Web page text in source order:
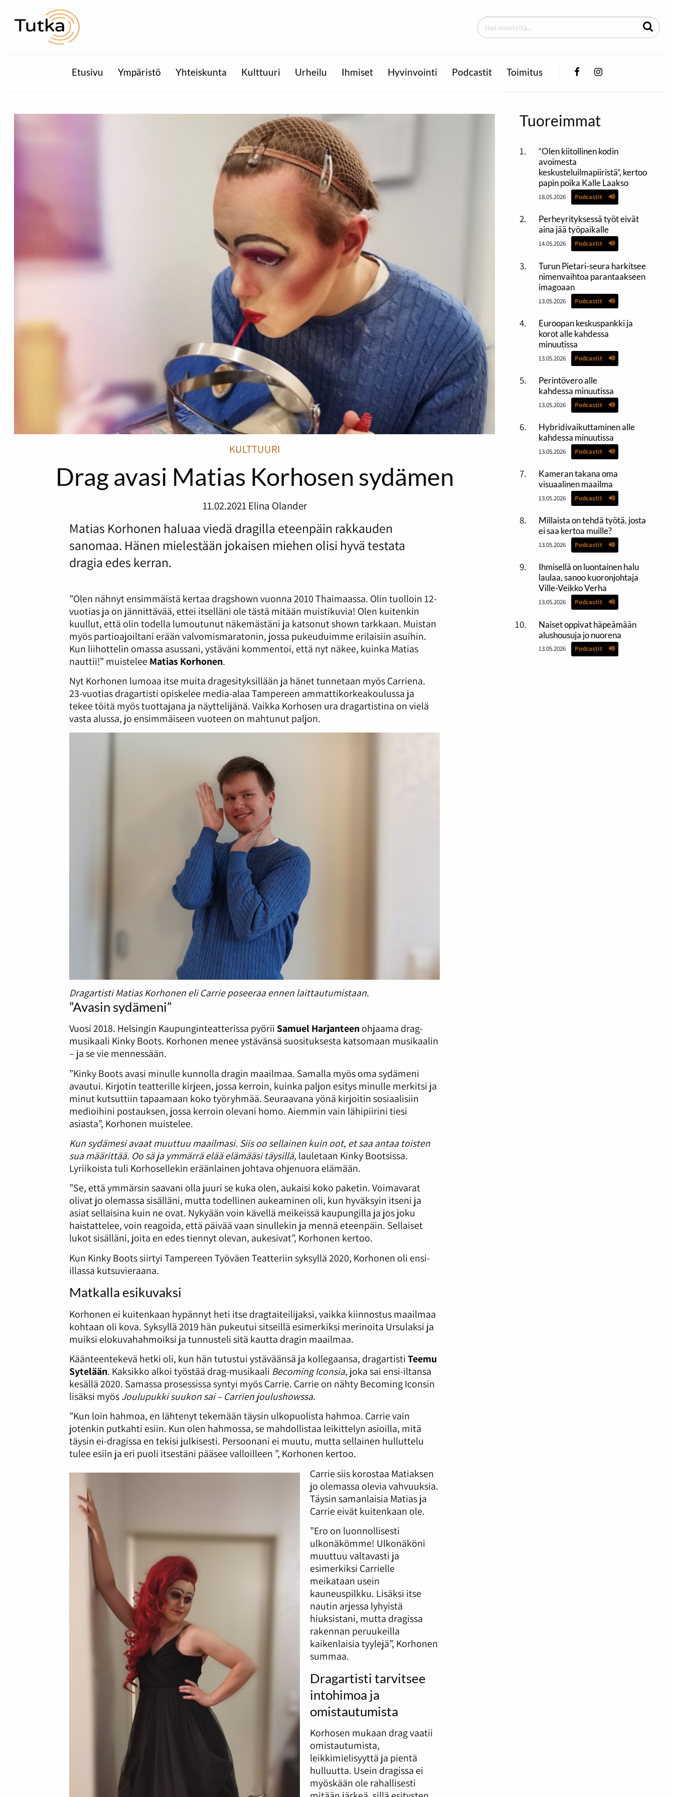
Etusivu Ympäristö Yhteiskunta Kulttuuri Urheilu Ihmiset Hyvinvointi Podcastit Toimitus FacebookInstagram
KULTTUURI
Drag avasi Matias Korhosen sydämen
11.02.2021 Elina Olander
Matias Korhonen haluaa viedä dragilla eteenpäin rakkauden
sanomaa. Hänen mielestään jokaisen miehen olisi hyvä testata
dragia edes kerran.
”Olen nähnyt ensimmäistä kertaa dragshown vuonna 2010 Thaimaassa. Olin tuolloin 12-
vuotias ja on jännittävää, ettei itselläni ole tästä mitään muistikuvia! Olen kuitenkin
kuullut, että olin todella lumoutunut näkemästäni ja katsonut shown tarkkaan. Muistan
myös partioajoiltani erään valvomismaratonin, jossa pukeuduimme erilaisiin asuihin.
Kun liihottelin omassa asussani, ystäväni kommentoi, että nyt näkee, kuinka Matias
nauttii!” muistelee Matias Korhonen.
Nyt Korhonen lumoaa itse muita dragesityksillään ja hänet tunnetaan myös Carriena.
23-vuotias dragartisti opiskelee media-alaa Tampereen ammattikorkeakoulussa ja
tekee töitä myös tuottajana ja näyttelijänä. Vaikka Korhosen ura dragartistina on vielä
vasta alussa, jo ensimmäiseen vuoteen on mahtunut paljon.
Dragartisti Matias Korhonen eli Carrie poseeraa ennen laittautumistaan.
”Avasin sydämeni”
Vuosi 2018. Helsingin Kaupunginteatterissa pyörii Samuel Harjanteenohjaama drag-
musikaali Kinky Boots. Korhonen menee ystävänsä suosituksesta katsomaan musikaalin
– ja se vie mennessään.
”Kinky Boots avasi minulle kunnolla dragin maailmaa. Samalla myös oma sydämeni
avautui. Kirjotin teatterille kirjeen, jossa kerroin, kuinka paljon esitys minulle merkitsi ja
minut kutsuttiin tapaamaan koko työryhmää. Seuraavana yönä kirjoitin sosiaalisiin
medioihini postauksen, jossa kerroin olevani homo. Aiemmin vain lähipiirini tiesi
asiasta”, Korhonen muistelee.
Kun sydämesi avaat muuttuu maailmasi. Siis oo sellainen kuin oot, et saa antaa toisten
sua määrittää. Oo sä ja ymmärrä elää elämääsi täysillä, lauletaan Kinky Bootsissa.
Lyriikoista tuli Korhosellekin eräänlainen johtava ohjenuora elämään.
”Se, että ymmärsin saavani olla juuri se kuka olen, aukaisi koko paketin. Voimavarat
olivat jo olemassa sisälläni, mutta todellinen aukeaminen oli, kun hyväksyin itseni ja
asiat sellaisina kuin ne ovat. Nykyään voin kävellä meikeissä kaupungilla ja jos joku
haistattelee, voin reagoida, että päivää vaan sinullekin ja mennä eteenpäin. Sellaiset
lukot sisälläni, joita en edes tiennyt olevan, aukesivat”, Korhonen kertoo.
Kun Kinky Boots siirtyi Tampereen Työväen Teatteriin syksyllä 2020, Korhonen oli ensi-
illassa kutsuvieraana.
Matkalla esikuvaksi
Korhonen ei kuitenkaan hypännyt heti itse dragtaiteilijaksi, vaikka kiinnostus maailmaa
kohtaan oli kova. Syksyllä 2019 hän pukeutui sitseillä esimerkiksi merinoita Ursulaksi ja
muiksi elokuvahahmoiksi ja tunnusteli sitä kautta dragin maailmaa.
Käänteentekevä hetki oli, kun hän tutustui ystäväänsä ja kollegaansa, dragartistiTeemu
Sytelään. Kaksikko alkoi työstää drag-musikaali Becoming Iconsia, joka sai ensi-iltansa
kesällä 2020. Samassa prosessissa syntyi myös Carrie. Carrie on nähty Becoming Iconsin
lisäksi myösJoulupukki suukon sai – Carrien joulushowssa.
”Kun loin hahmoa, en lähtenyt tekemään täysin ulkopuolista hahmoa. Carrie vain
jotenkin putkahti esiin. Kun olen hahmossa, se mahdollistaa leikittelyn asioilla, mitä
täysin ei-dragissa en tekisi julkisesti. Persoonani ei muutu, mutta sellainen hulluttelu
tulee esiin ja eri puoli itsestäni pääsee valloilleen ”, Korhonen kertoo.
Carrie siis korostaa Matiaksen
jo olemassa olevia vahvuuksia.
Täysin samanlaisia Matias ja
Carrie eivät kuitenkaan ole.
”Ero on luonnollisesti
ulkonäkömme! Ulkonäköni
muuttuu valtavasti ja
esimerkiksi Carrielle
meikataan usein
kauneuspilkku. Lisäksi itse
nautin arjessa lyhyistä
hiuksistani, mutta dragissa
rakennan peruukeilla
kaikenlaisia tyylejä”, Korhonen
summaa.
Dragartisti tarvitsee
intohimoa ja
omistautumista
Korhosen mukaan drag vaatii
omistautumista,
leikkimielisyyttä ja pientä
hulluutta. Usein dragissa ei
myöskään ole rahallisesti
Tuoreimmat
“Olen kiitollinen kodin
avoimesta
keskusteluilmapiiristä”, kertoo
papin poika Kalle Laakso
18.05.2026 Podcastit
Perheyrityksessä työt eivät
aina jää työpaikalle
14.05.2026 Podcastit
Turun Pietari-seura harkitsee
nimenvaihtoa parantaakseen
imagoaan
13.05.2026 Podcastit
Euroopan keskuspankki ja
korot alle kahdessa
minuutissa
13.05.2026 Podcastit
Perintövero alle
kahdessa minuutissa
13.05.2026 Podcastit
Hybridivaikuttaminen alle
kahdessa minuutissa
13.05.2026 Podcastit
Kameran takana oma
visuaalinen maailma
13.05.2026 Podcastit
Millaista on tehdä työtä, josta
ei saa kertoa muille?
13.05.2026 Podcastit
Ihmisellä on luontainen halu
laulaa, sanoo kuoronjohtaja
Ville-Veikko Verha
13.05.2026 Podcastit
Naiset oppivat häpeämään
alushousuja jo nuorena
13.05.2026 Podcastit